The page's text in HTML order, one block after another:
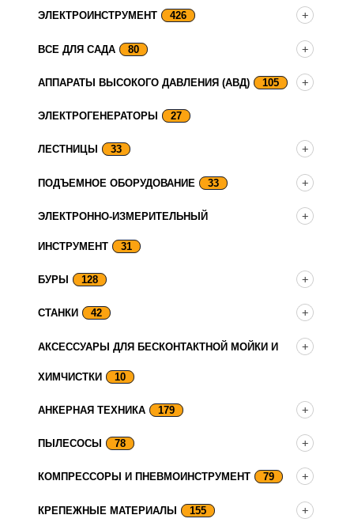
ЭЛЕКТРОИНСТРУМЕНТ 426
ВСЕ ДЛЯ САДА 80
АППАРАТЫ ВЫСОКОГО ДАВЛЕНИЯ (АВД) 105
ЭЛЕКТРОГЕНЕРАТОРЫ 27
ЛЕСТНИЦЫ 33
ПОДЪЕМНОЕ ОБОРУДОВАНИЕ 33
ЭЛЕКТРОННО-ИЗМЕРИТЕЛЬНЫЙ
ИНСТРУМЕНТ 31
БУРЫ 128
СТАНКИ 42
АКСЕССУАРЫ ДЛЯ БЕСКОНТАКТНОЙ МОЙКИ И
ХИМЧИСТКИ 10
АНКЕРНАЯ ТЕХНИКА 179
ПЫЛЕСОСЫ 78
КОМПРЕССОРЫ И ПНЕВМОИНСТРУМЕНТ 79
КРЕПЕЖНЫЕ МАТЕРИАЛЫ 155